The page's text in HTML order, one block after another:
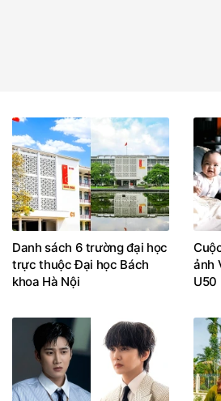
Danh sách 6 trường đại học
trực thuộc Đại học Bách
khoa Hà Nội
ảnh
U50